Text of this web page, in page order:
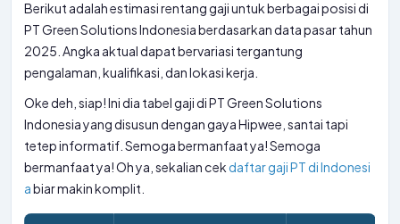
Berikut adalah estimasi rentang gaji untuk berbagai posisi di
PT Green Solutions Indonesia berdasarkan data pasar tahun
2025. Angka aktual dapat bervariasi tergantung
pengalaman, kualifikasi, dan lokasi kerja.
Oke deh, siap! Ini dia tabel gaji di PT Green Solutions
Indonesia yang disusun dengan gaya Hipwee, santai tapi
tetep informatif. Semoga bermanfaat ya! Semoga
bermanfaat ya! Oh ya, sekalian cek daftar gaji PT di Indonesi
abiar makin komplit.